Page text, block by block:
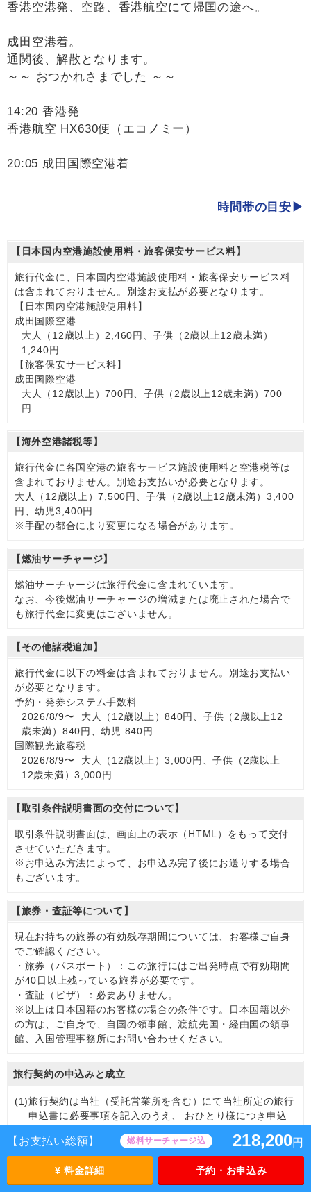
【お支払い総額】 燃料サーチャージ込 218,200円
¥ 料金詳細 予約・お申込み
香港空港発、空路、香港航空にて帰国の途へ。
成田空港着。
通関後、解散となります。
～～ おつかれさまでした ～～
14:20 香港発
香港航空 HX630便（エコノミー）
20:05 成田国際空港着
時間帯の目安
【日本国内空港施設使用料・旅客保安サービス料】
旅行代金に、日本国内空港施設使用料・旅客保安サービス料
は含まれておりません。別途お支払が必要となります。
【日本国内空港施設使用料】
成田国際空港
大人（12歳以上）2,460円、子供（2歳以上12歳未満）
1,240円
【旅客保安サービス料】
成田国際空港
大人（12歳以上）700円、子供（2歳以上12歳未満）700
円
【海外空港諸税等】
旅行代金に各国空港の旅客サービス施設使用料と空港税等は
含まれておりません。別途お支払いが必要となります。
大人（12歳以上）7,500円、子供（2歳以上12歳未満）3,400
円、幼児3,400円
※手配の都合により変更になる場合があります。
【燃油サーチャージ】
燃油サーチャージは旅行代金に含まれています。
なお、今後燃油サーチャージの増減または廃止された場合で
も旅行代金に変更はございません。
【その他諸税追加】
旅行代金に以下の料金は含まれておりません。別途お支払い
が必要となります。
予約・発券システム手数料
2026/8/9〜 大人（12歳以上）840円、子供（2歳以上12
歳未満）840円、幼児 840円
国際観光旅客税
2026/8/9〜 大人（12歳以上）3,000円、子供（2歳以上
12歳未満）3,000円
【取引条件説明書面の交付について】
取引条件説明書面は、画面上の表示（HTML）をもって交付
させていただきます。
※お申込み方法によって、お申込み完了後にお送りする場合
もございます。
【旅券・査証等について】
現在お持ちの旅券の有効残存期間については、お客様ご自身
でご確認ください。
・旅券（パスポート）：この旅行にはご出発時点で有効期間
が40日以上残っている旅券が必要です。
・査証（ビザ）：必要ありません。
※以上は日本国籍のお客様の場合の条件です。日本国籍以外
の方は、ご自身で、自国の領事館、渡航先国・経由国の領事
館、入国管理事務所にお問い合わせください。
旅行契約の申込みと成立
(1)旅行契約は当社（受託営業所を含む）にて当社所定の旅行
申込書に必要事項を記入のうえ、 おひとり様につき申込
い。
申込金は旅行代金、取消料または違約料のそれぞれ一部ま
たは全部として取り扱います。旅行契約は、当社が契約の
締結を承諾し､申込金を受領したときに成立するものとし